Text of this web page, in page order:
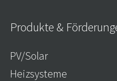
Produkte &
PV/Solar
Heizsysteme